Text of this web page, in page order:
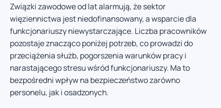
Związki zawodowe od lat alarmują, że sektor
więziennictwa jest niedofinansowany, a wsparcie dla
funkcjonariuszy niewystarczające. Liczba pracowników
pozostaje znacząco poniżej potrzeb, co prowadzi do
przeciążenia służb, pogorszenia warunków pracy i
narastającego stresu wśród funkcjonariuszy. Ma to
bezpośredni wpływ na bezpieczeństwo zarówno
personelu, jak i osadzonych.